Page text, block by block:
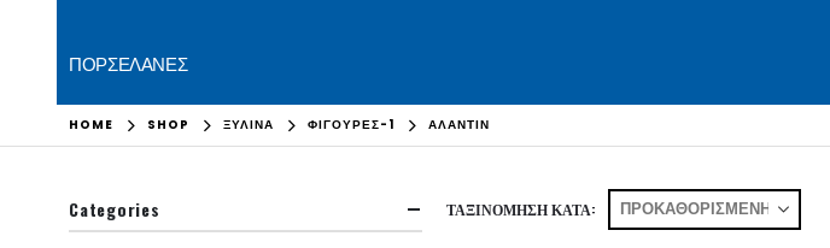
ΠΟΡΣΕΛΑΝΕΣ
HOME SHOP ΞΥΛΙΝΑ ΦΙΓΟΥΡΕΣ-1 ΑΛΑΝΤΙΝ
ΤΑΞΙΝΌΜΗΣΗ ΚΑΤΆ:
Categories